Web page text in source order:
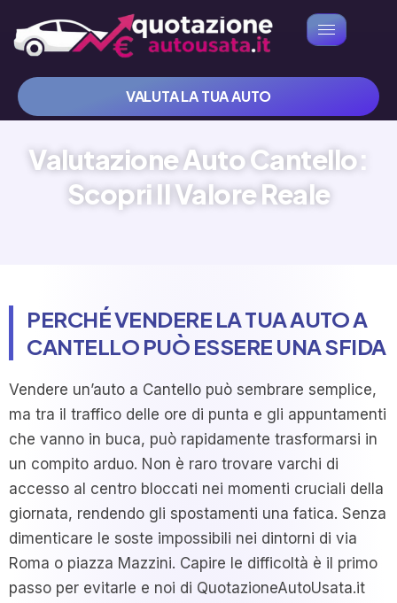
VALUTA LA TUA AUTO
Valutazione Auto Cantello:
Scopri Il Valore Reale
PERCHÉ VENDERE LA TUA AUTO A
CANTELLO PUÒ ESSERE UNA SFIDA
Vendere un’auto a Cantello può sembrare semplice,
ma tra il traffico delle ore di punta e gli appuntamenti
che vanno in buca, può rapidamente trasformarsi in
un compito arduo. Non è raro trovare varchi di
accesso al centro bloccati nei momenti cruciali della
giornata, rendendo gli spostamenti una fatica. Senza
dimenticare le soste impossibili nei dintorni di via
Roma o piazza Mazzini. Capire le difficoltà è il primo
passo per evitarle e noi di QuotazioneAutoUsata.it